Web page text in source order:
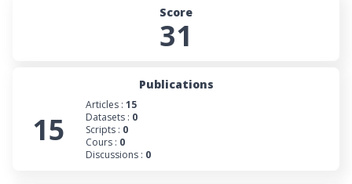
Score
31
Publications
15
Articles : 15
Datasets : 0
Scripts : 0
Cours : 0
Discussions : 0